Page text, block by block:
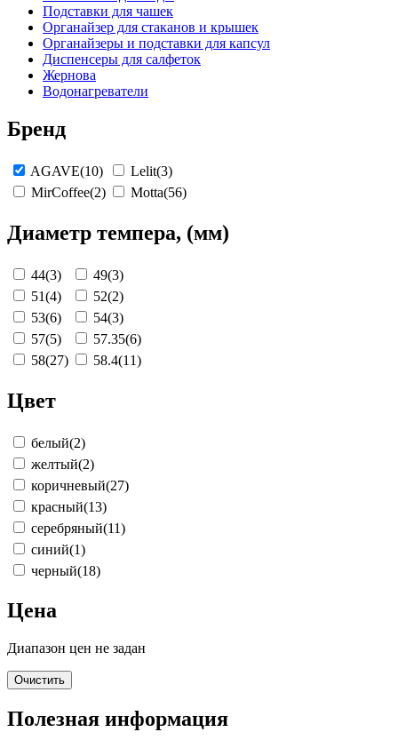
Подставки для чашек
Органайзер для стаканов и крышек
Органайзеры и подставки для капсул
Диспенсеры для салфеток
Жернова
Водонагреватели
Бренд
AGAVE(10) Lelit(3)
MirCoffee(2) Motta(56)
Диаметр темпера, (мм)
44(3) 49(3)
51(4) 52(2)
53(6) 54(3)
57(5) 57.35(6)
58(27) 58.4(11)
Цвет
белый(2)
желтый(2)
коричневый(27)
красный(13)
серебряный(11)
синий(1)
черный(18)
Цена
Диапазон цен не задан
Очистить
Полезная информация